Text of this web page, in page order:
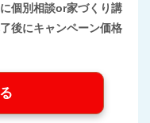
個別相談or家づくり講
後にキャンペーン価格